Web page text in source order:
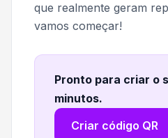
que realmente geram
vamos começar!
Pronto para criar o
minutos.
Criar código QR